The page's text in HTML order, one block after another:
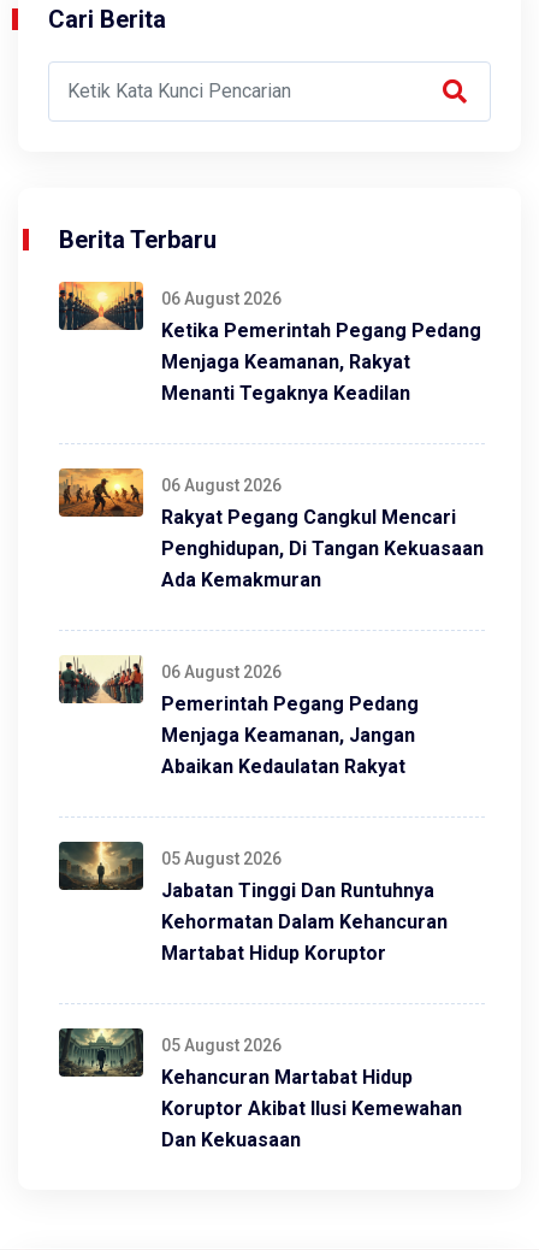
Cari Berita
Berita Terbaru
06 August 2026
Ketika Pemerintah Pegang Pedang
Menjaga Keamanan, Rakyat
Menanti Tegaknya Keadilan
06 August 2026
Rakyat Pegang Cangkul Mencari
Penghidupan, Di Tangan Kekuasaan
Ada Kemakmuran
06 August 2026
Pemerintah Pegang Pedang
Menjaga Keamanan, Jangan
Abaikan Kedaulatan Rakyat
05 August 2026
Jabatan Tinggi Dan Runtuhnya
Kehormatan Dalam Kehancuran
Martabat Hidup Koruptor
05 August 2026
Kehancuran Martabat Hidup
Koruptor Akibat Ilusi Kemewahan
Dan Kekuasaan